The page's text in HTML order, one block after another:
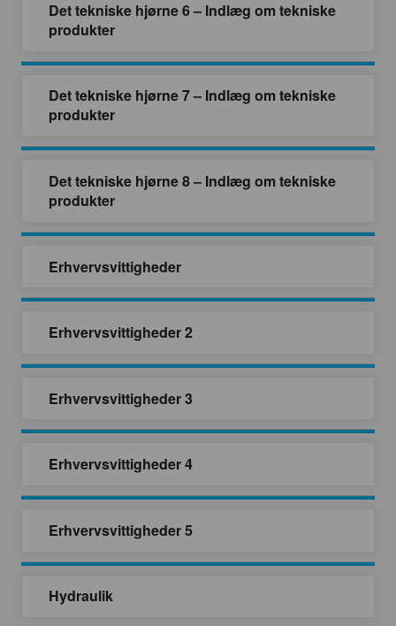
Det tekniske hjørne 6 – Indlæg om tekniske
produkter
Det tekniske hjørne 7 – Indlæg om tekniske
produkter
Det tekniske hjørne 8 – Indlæg om tekniske
produkter
Erhvervsvittigheder
Erhvervsvittigheder 2
Erhvervsvittigheder 3
Erhvervsvittigheder 4
Erhvervsvittigheder 5
Hydraulik